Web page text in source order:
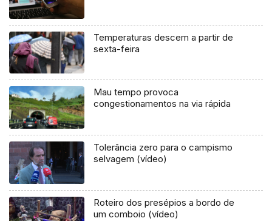
Temperaturas descem a partir de
sexta-feira
Mau tempo provoca
congestionamentos na via rápida
Tolerância zero para o campismo
selvagem (vídeo)
Roteiro dos presépios a bordo de
um comboio (vídeo)